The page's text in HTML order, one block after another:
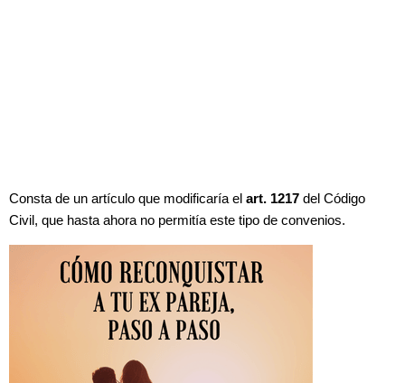
Consta de un artículo que modificaría el art. 1217 del Código
Civil, que hasta ahora no permitía este tipo de convenios.